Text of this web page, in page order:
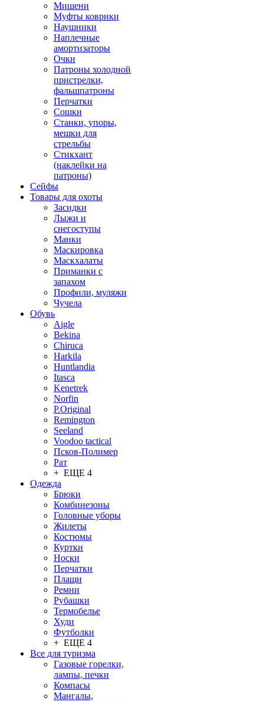
Мишени
Муфты коврики
Наушники
Наплечные
амортизаторы
Очки
Патроны холодной
пристрелки,
фальшпатроны
Перчатки
Сошки
Станки, упоры,
мешки для
стрельбы
Стикхант
(наклейки на
патроны)
Сейфы
Товары для охоты
Засидки
Лыжи и
снегоступы
Манки
Маскировка
Маскхалаты
Приманки с
запахом
Профили, муляжи
Чучела
Обувь
Aigle
Bekina
Chiruсa
Harkila
Huntlandia
Itasca
Kenetrek
Norfin
P.Original
Remington
Seeland
Voodoo tactical
Псков-Полимер
Рат
+ ЕЩЕ 4
Одежда
Брюки
Комбинезоны
Головные уборы
Жилеты
Костюмы
Куртки
Носки
Перчатки
Плащи
Ремни
Рубашки
Термобелье
Худи
Футболки
+ ЕЩЕ 4
Все для туризма
Газовые горелки,
лампы, печки
Компасы
Мангалы,